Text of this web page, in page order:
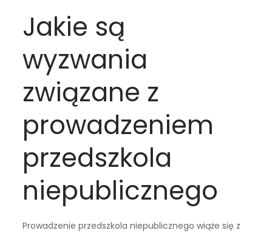
Jakie są
wyzwania
związane z
prowadzeniem
przedszkola
niepublicznego
Prowadzenie przedszkola niepublicznego wiąże się z